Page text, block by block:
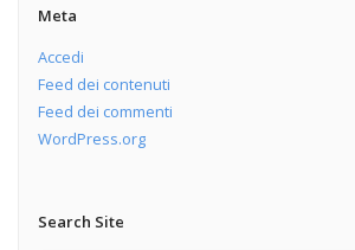
Meta
Accedi
Feed dei contenuti
Feed dei commenti
WordPress.org
Search Site